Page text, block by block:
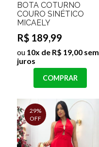
BOTA COTURNO
COURO SINÉTICO
MICAELY
R$ 189,99
ou 10x de R$ 19,00 sem
juros
COMPRAR
29%
OFF